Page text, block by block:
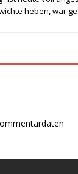
heben, war